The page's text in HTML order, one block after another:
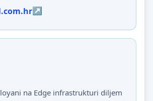
na Edge infrastrukturi diljem